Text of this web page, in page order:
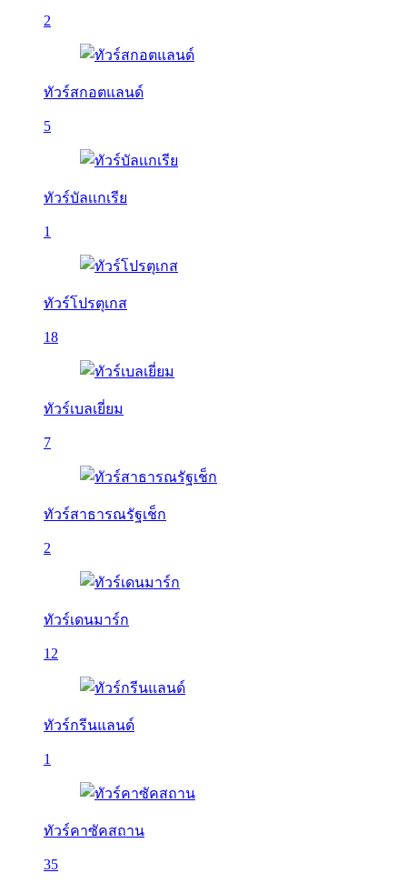
2
ทัวร์สกอตแลนด์
5
ทัวร์บัลเเกเรีย
1
ทัวร์โปรตุเกส
18
ทัวร์เบลเยี่ยม
7
ทัวร์สาธารณรัฐเช็ก
2
ทัวร์เดนมาร์ก
12
ทัวร์กรีนแลนด์
1
ทัวร์คาซัคสถาน
35